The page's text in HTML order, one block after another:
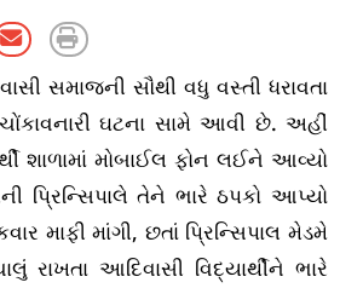
સમાજની સૌથી વધુ વસ્તી ધરાવતા
ઘટના સામે આવી છે. અહીં
શાળામાં મોબાઈલ ફોન લઈને આવ્યો
પ્રિન્સિપાલે તેને ભારે ઠપકો આપ્યો
માફી માંગી, છતાં પ્રિન્સિપાલ મેડમે
આદિવાસી વિદ્યાર્થીને ભારે